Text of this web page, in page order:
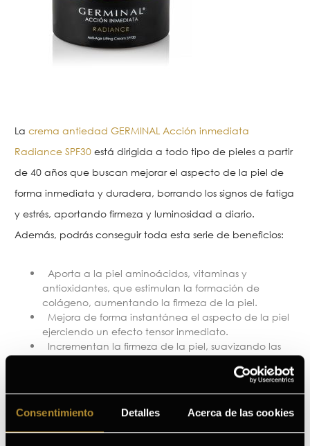
Consentimiento Detalles Acerca de las cookies
La crema antiedad GERMINAL Acción inmediata
Radiance SPF30está dirigida a todo tipo de pieles a partir
de 40 años que buscan mejorar el aspecto de la piel de
forma inmediata y duradera, borrando los signos de fatiga
y estrés, aportando firmeza y luminosidad a diario.
Además, podrás conseguir toda esta serie de beneficios:
Aporta a la piel aminoácidos, vitaminas y
antioxidantes, que estimulan la formación de
colágeno, aumentando la firmeza de la piel.
Mejora de forma instantánea el aspecto de la piel
ejerciendo un efecto tensor inmediato.
Incrementan la firmeza de la piel, suavizando las
líneas de expresión
Hidrata la piel y evita la pérdida de agua.
Afina la textura de la piel disminuyendo los poros.
Aporta firmeza y alisa la piel.